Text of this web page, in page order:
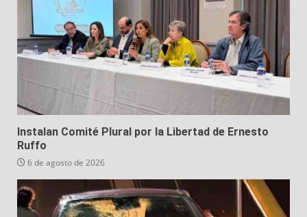
Instalan Comité Plural por la Libertad de Ernesto
Ruffo
6 de agosto de 2026